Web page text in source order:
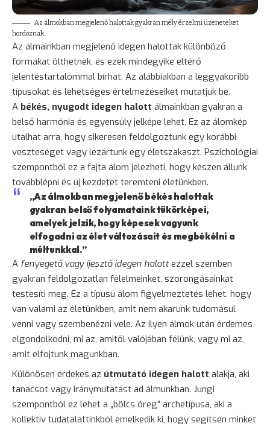
Az álmokban megjelenő halottak gyakran mély érzelmi üzeneteket
hordoznak.
Az álmainkban megjelenő idegen halottak különböző
formákat ölthetnek, és ezek mindegyike eltérő
jelentéstartalommal bírhat. Az alábbiakban a leggyakoribb
típusokat és lehetséges értelmezéseiket mutatjuk be.
A békés, nyugodt idegen halott álmainkban gyakran a
belső harmónia és egyensúly jelképe lehet. Ez az álomkép
utalhat arra, hogy sikeresen feldolgoztunk egy korábbi
veszteséget vagy lezártunk egy életszakaszt. Pszichológiai
szempontból ez a fajta álom jelezheti, hogy készen állunk
továbblépni és új kezdetet teremteni életünkben.
„Az álmokban megjelenő békés halottak
gyakran belső folyamataink tükörképei,
amelyek jelzik, hogy képesek vagyunk
elfogadni az élet változásait és megbékélni a
múltunkkal.”
A fenyegető vagy ijesztő idegen halottezzel szemben
gyakran feldolgozatlan félelmeinket, szorongásainkat
testesíti meg. Ez a típusú álom figyelmeztetés lehet, hogy
van valami az életünkben, amit nem akarunk tudomásul
venni vagy szembenézni vele. Az ilyen álmok után érdemes
elgondolkodni, mi az, amitől valójában félünk, vagy mi az,
amit elfojtunk magunkban.
Különösen érdekes az útmutató idegen halott alakja, aki
tanácsot vagy iránymutatást ad álmunkban. Jungi
szempontból ez lehet a „bölcs öreg” archetípusa, aki a
kollektív tudatalattinkból emelkedik ki, hogy segítsen minket